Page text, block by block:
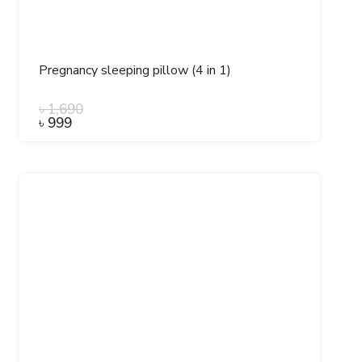
Pregnancy sleeping pillow (4 in 1)
৳1,690
৳ 999